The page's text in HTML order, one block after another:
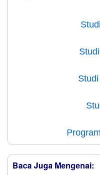
Baca Juga Mengenai: